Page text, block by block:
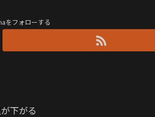
をフォローする
下がる